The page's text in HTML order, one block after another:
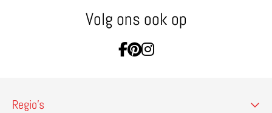
Volg ons ook op
Ga naar Facebook
Ga naar Pinterest
Ga naar Instagram
Regio’s